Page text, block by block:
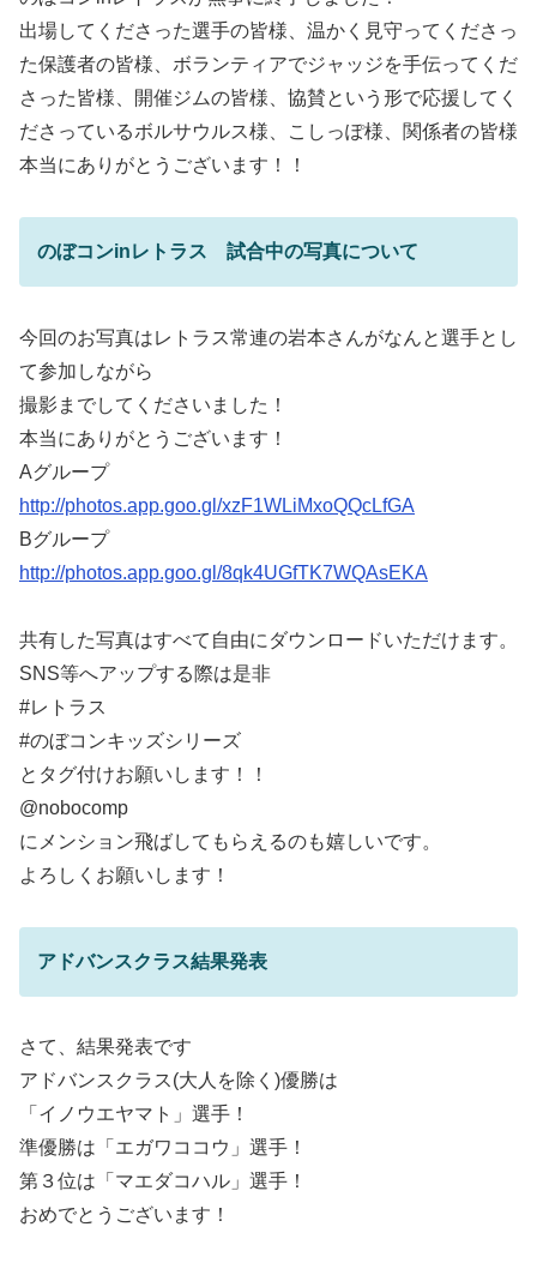
出場してくださった選手の皆様、温かく見守ってくださっ
た保護者の皆様、ボランティアでジャッジを手伝ってくだ
さった皆様、開催ジムの皆様、協賛という形で応援してく
ださっているボルサウルス様、こしっぽ様、関係者の皆様
本当にありがとうございます！！
のぼコンinレトラス 試合中の写真について
今回のお写真はレトラス常連の岩本さんがなんと選手とし
て参加しながら
撮影までしてくださいました！
本当にありがとうございます！
Aグループ
http://photos.app.goo.gl/xzF1WLiMxoQQcLfGA
Bグループ
http://photos.app.goo.gl/8qk4UGfTK7WQAsEKA
共有した写真はすべて自由にダウンロードいただけます。
SNS等へアップする際は是非
#レトラス
#のぼコンキッズシリーズ
とタグ付けお願いします！！
@nobocomp
にメンション飛ばしてもらえるのも嬉しいです。
よろしくお願いします！
アドバンスクラス結果発表
さて、結果発表です
アドバンスクラス(大人を除く)優勝は
「イノウエヤマト」選手！
準優勝は「エガワココウ」選手！
第３位は「マエダコハル」選手！
おめでとうございます！